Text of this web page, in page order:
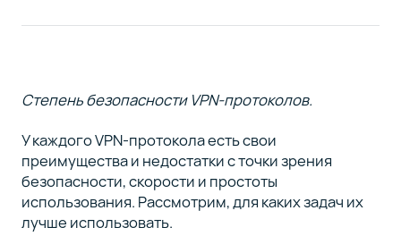
Степень безопасности VPN-протоколов.
У каждого VPN-протокола есть свои
преимущества и недостатки с точки зрения
безопасности, скорости и простоты
использования. Рассмотрим, для каких задач их
лучше использовать.